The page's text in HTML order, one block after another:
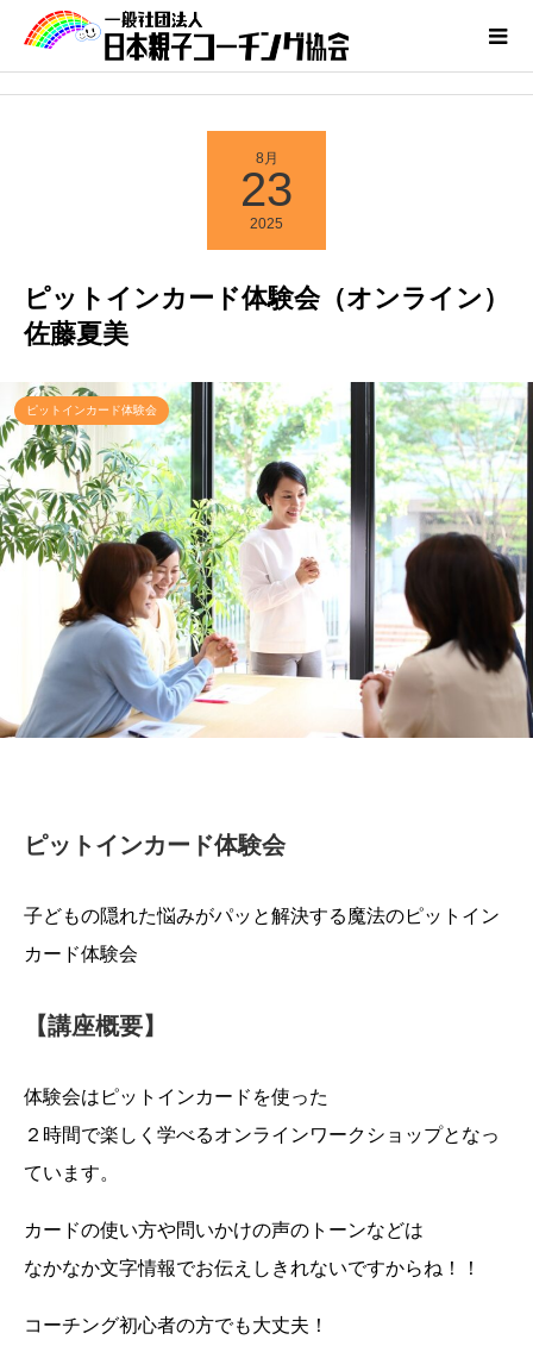
8月
23
2025
ピットインカード体験会（オンライン）
佐藤夏美
ピットインカード体験会
ピットインカード体験会
子どもの隠れた悩みがパッと解決する魔法のピットイン
カード体験会
【講座概要】
体験会はピットインカードを使った
２時間で楽しく学べるオンラインワークショップとなっ
ています。
カードの使い方や問いかけの声のトーンなどは
なかなか文字情報でお伝えしきれないですからね！！
コーチング初心者の方でも大丈夫！